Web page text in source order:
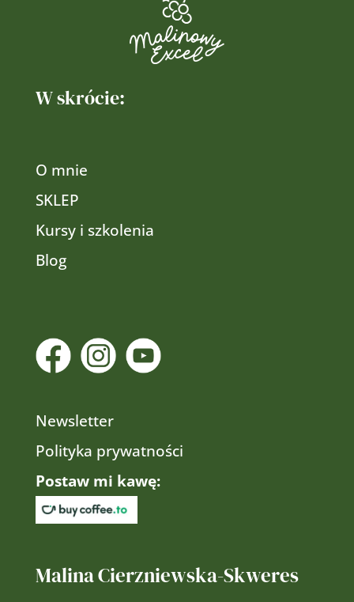
W skrócie:
O mnie
SKLEP
Kursy i szkolenia
Blog
Newsletter
Polityka prywatności
Postaw mi kawę:
Malina Cierzniewska-Skweres